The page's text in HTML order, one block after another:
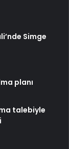
Simge
planı
talebiyle